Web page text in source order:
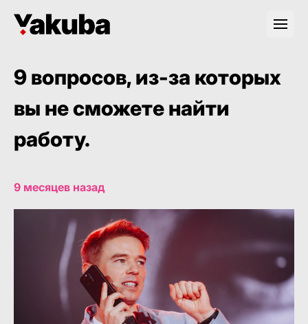
9 вопросов, из-за которых
вы не сможете найти
работу.
9 месяцев назад